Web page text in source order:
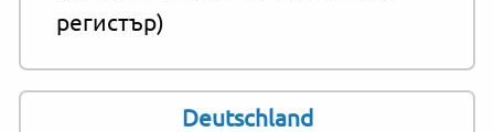
регистър)
Deutschland